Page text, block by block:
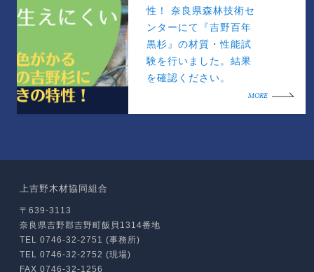
性！ 奈良県森林技術セ
ンターにて『吉野百年
黒杉』の材質・性能試
験を行いました。結果
を確認ください。
MORE
上吉野木材協同組合
〒639-3113
奈良県吉野郡吉野町飯貝1314番地
TEL 0746-32-2751 (事務所)
TEL 0746-32-2752 (現場)
FAX 0746-32-1256